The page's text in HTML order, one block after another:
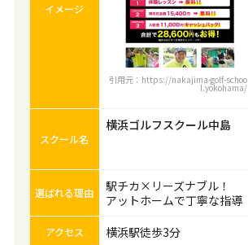
イメージ
引用元：https://nakajima-golf-schoo
l.yokohama/
スクール名
横浜ゴルフスクール中島
選ばれる理由
駅チカ×リーズナブル！
アットホームで丁寧な指導
アクセス 横浜駅徒歩3分